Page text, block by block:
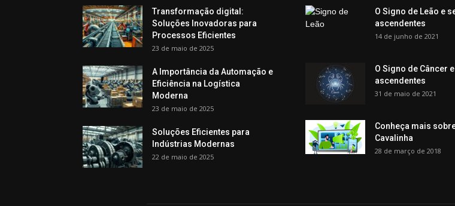
Transformação digital:
Soluções Inovadoras para
Processos Eficientes
23 de maio de 2025
A Importância da Automação e
Eficiência na Logística
Moderna
23 de maio de 2025
Soluções Eficientes para
Indústrias Modernas
22 de maio de 2025
O Signo de Leão e
ascendentes
14 de junho de 2021
O Signo de Câncer
ascendentes
31 de maio de 2021
Conheça mais
Cavalinha
28 de março de 2018